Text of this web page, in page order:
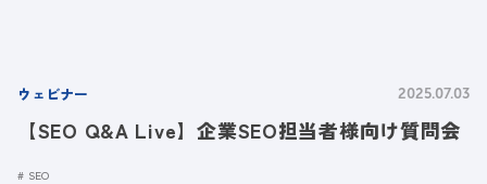
ウェビナー 2025.07.03
【SEO Q&A Live】企業SEO担当者様向け質問会
SEO